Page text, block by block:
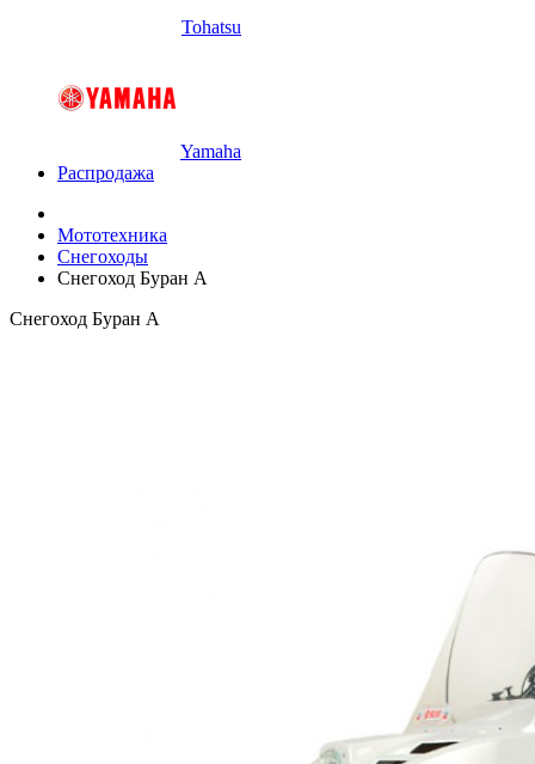
Tohatsu
Yamaha
Распродажа
Мототехника
Снегоходы
Снегоход Буран А
Снегоход Буран А